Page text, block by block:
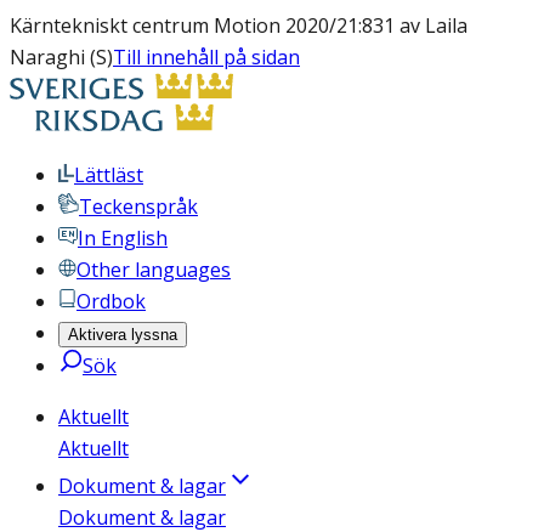
Kärntekniskt centrum Motion 2020/21:831 av Laila
Naraghi (S)Till innehåll på sidan
Lättläst
Teckenspråk
In English
Other languages
Ordbok
Aktivera lyssna
Sök
Aktuellt
Aktuellt
Dokument & lagar
Dokument & lagar